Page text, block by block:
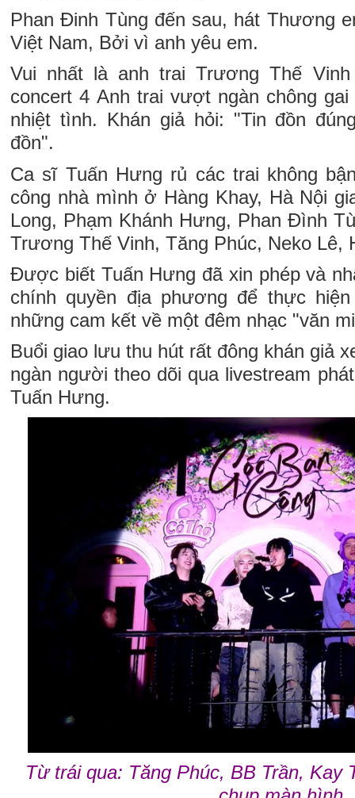
Phan Đinh Tùng đến sau, hát Thương
Việt Nam, Bởi vì anh yêu em.
Vui nhất là anh trai Trương Thế
concert 4 Anh trai vượt ngàn chông
nhiệt tình. Khán giả hỏi: "Tin đồn
đồn".
Ca sĩ Tuấn Hưng rủ các trai không
công nhà mình ở Hàng Khay, Hà Nội
Long, Phạm Khánh Hưng, Phan Đình
Trương Thế Vinh, Tăng Phúc, Neko Lê,
Được biết Tuấn Hưng đã xin phép và
chính quyền địa phương để thực
những cam kết về một đêm nhạc "văn
Buổi giao lưu thu hút rất đông khán giả
ngàn người theo dõi qua livestream
Tuấn Hưng.
Từ trái qua: Tăng Phúc, BB Trần, Kay